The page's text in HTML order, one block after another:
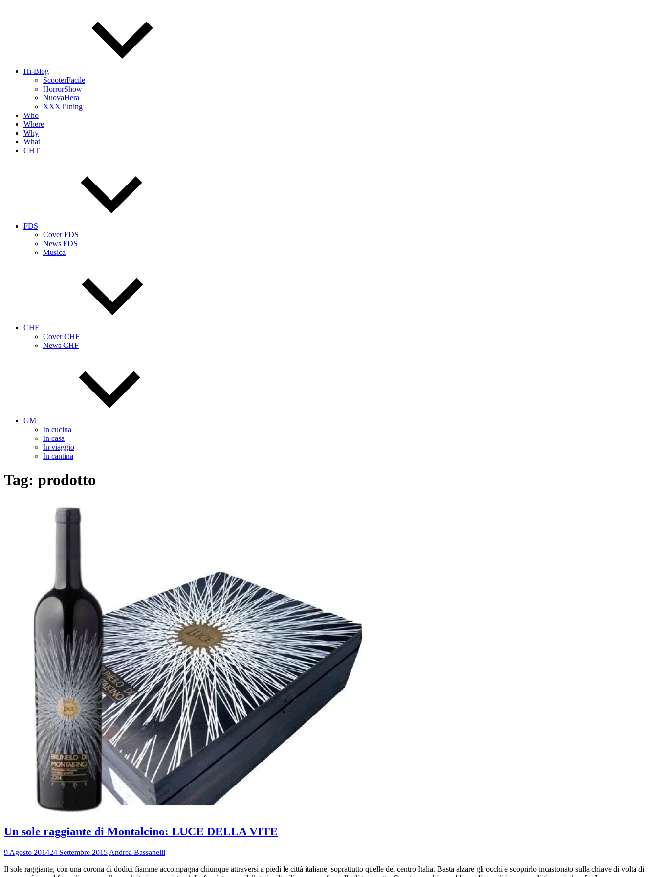
Hi-Blog
ScooterFacile
HorrorShow
NuovaHera
XXXTuning
Who
Where
Why
What
CHT
FDS
Cover FDS
News FDS
Musica
CHF
Cover CHF
News CHF
GM
In cucina
In casa
In viaggio
In cantina
Tag: prodotto
Un sole raggiante di Montalcino: LUCE DELLA VITE
9 Agosto 201424 Settembre 2015 Andrea Bassanelli
Il sole raggiante, con una corona di dodici fiamme accompagna chiunque attraversi a piedi le città italiane, soprattutto quelle del centro Italia. Basta alzare gli occhi e scoprirlo incastonato sulla chiave di volta di